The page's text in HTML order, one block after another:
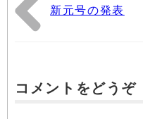
新元号の発表
コメントをどうぞ